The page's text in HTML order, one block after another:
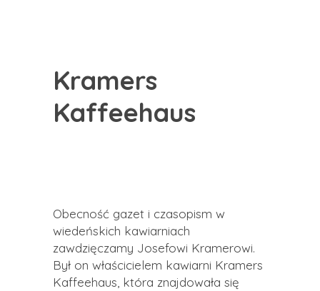
Kramers
Kaffeehaus
Obecność gazet i czasopism w
wiedeńskich kawiarniach
zawdzięczamy Josefowi Kramerowi.
Był on właścicielem kawiarni Kramers
Kaffeehaus, która znajdowała się